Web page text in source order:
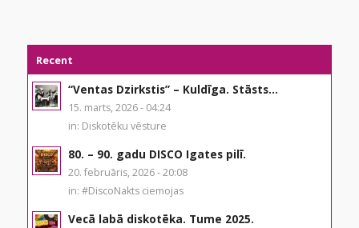
Recent
“Ventas Dzirkstis” – Kuldīga. Stāsts...
15. marts, 2026 - 04:24
in: Diskotēku vēsture
80. – 90. gadu DISCO Igates pilī.
20. februāris, 2026 - 20:08
in: #DiscoNakts ciemojas
Vecā labā diskotēka. Tume 2025.